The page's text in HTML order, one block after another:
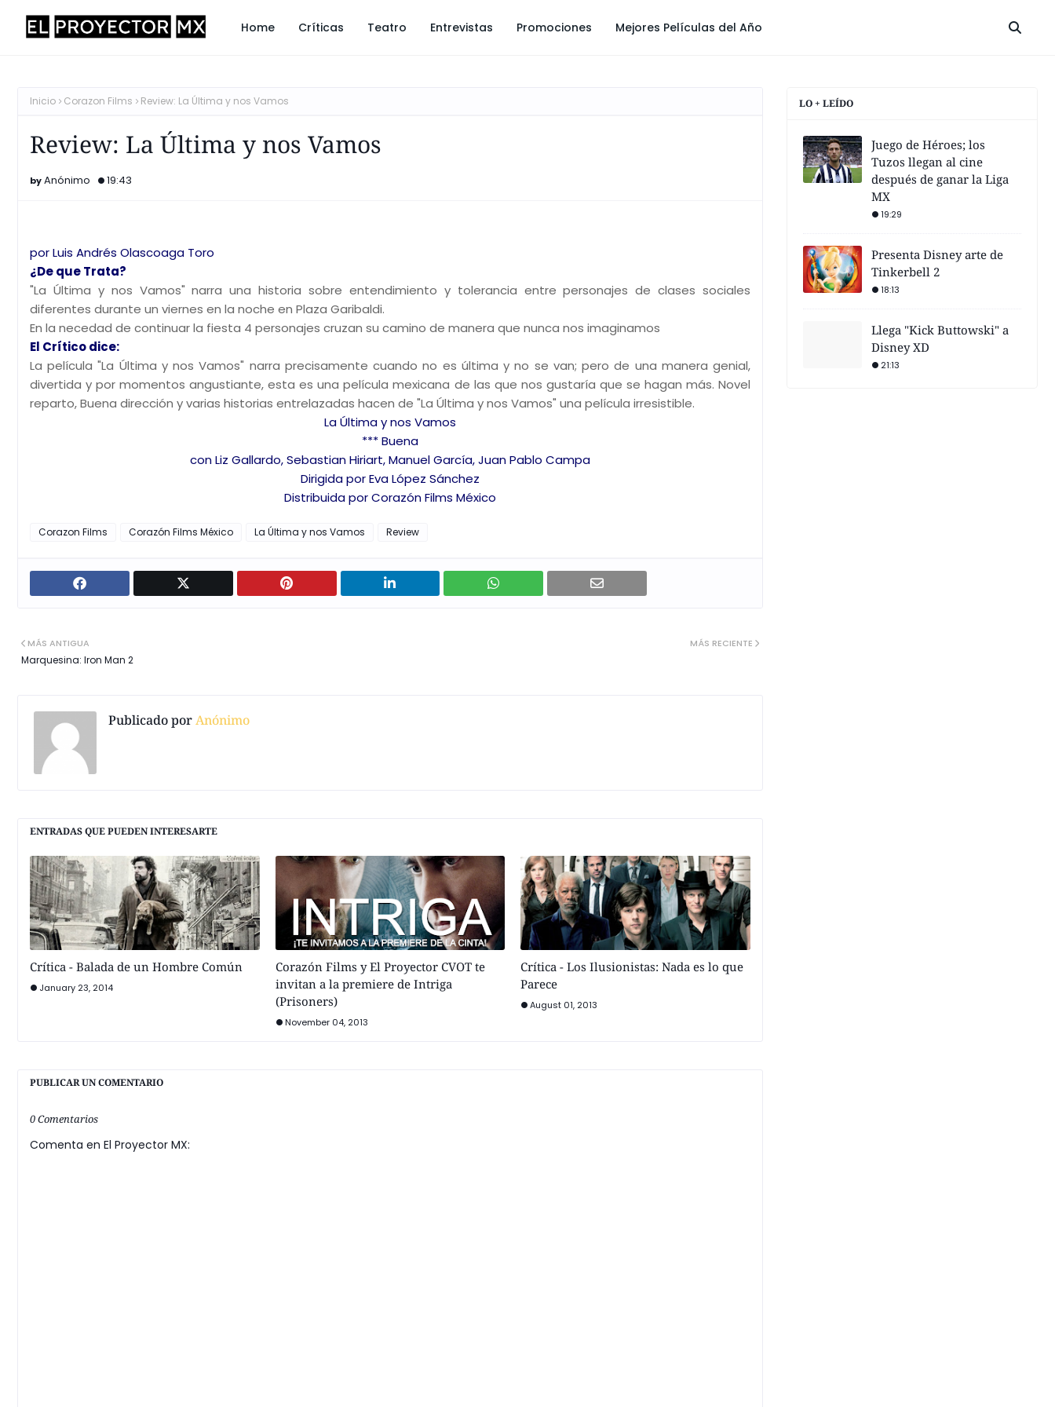
Home Críticas Teatro Entrevistas Promociones Mejores Películas del Año
Inicio Corazon Films Review: La Última y nos Vamos
Review: La Última y nos Vamos
Anónimo 19:43
por Luis Andrés Olascoaga Toro
¿De que Trata?
"La Última y nos Vamos" narra una historia sobre entendimiento y tolerancia entre personajes de clases sociales
diferentes durante un viernes en la noche en Plaza Garibaldi.
En la necedad de continuar la fiesta 4 personajes cruzan su camino de manera que nunca nos imaginamos
El Crítico dice:
La película "La Última y nos Vamos" narra precisamente cuando no es última y no se van; pero de una manera genial,
divertida y por momentos angustiante, esta es una película mexicana de las que nos gustaría que se hagan más. Novel
reparto, Buena dirección y varias historias entrelazadas hacen de "La Última y nos Vamos" una película irresistible.
La Última y nos Vamos
*** Buena
con Liz Gallardo, Sebastian Hiriart, Manuel García, Juan Pablo Campa
Dirigida por Eva López Sánchez
Distribuida por Corazón Films México
Corazon Films Corazón Films México La Última y nos Vamos Review
MÁS RECIENTE
MÁS ANTIGUA
Marquesina: Iron Man 2
Publicado porAnónimo
ENTRADAS QUE PUEDEN INTERESARTE
Crítica - Balada de un Hombre Común
January 23, 2014
Corazón Films y El Proyector CVOT te
invitan a la premiere de Intriga
(Prisoners)
November 04, 2013
Crítica - Los Ilusionistas: Nada es lo que
Parece
August 01, 2013
PUBLICAR UN COMENTARIO
0 Comentarios
Comenta en El Proyector MX:
LO + LEÍDO
Juego de Héroes; los
Tuzos llegan al cine
después de ganar la Liga
MX
19:29
Presenta Disney arte de
Tinkerbell 2
18:13
Llega "Kick Buttowski" a
Disney XD
21:13